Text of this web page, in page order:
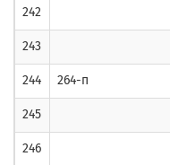
242
243
244 264-п
245
246